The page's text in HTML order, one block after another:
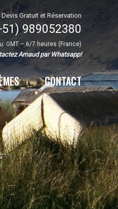
Gratuit et Réservation
989052380
GMT – 6/7 heures (France)
Arnaud par Whatsapp!
CONTACT